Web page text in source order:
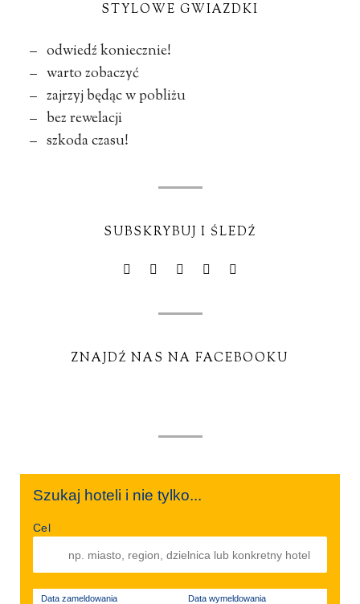
STYLOWE GWIAZDKI
– odwiedź koniecznie!
– warto zobaczyć
– zajrzyj będąc w pobliżu
– bez rewelacji
– szkoda czasu!
SUBSKRYBUJ I ŚLEDŹ
ZNAJDŹ NAS NA FACEBOOKU
Szukaj hoteli i nie tylko...
Cel
Data zameldowania Data wymeldowania